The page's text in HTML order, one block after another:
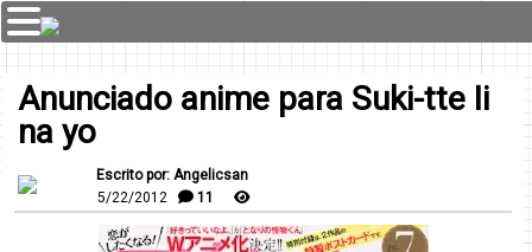
Anunciado anime para Suki-tte Ii
na yo
Escrito por: Angelicsan
5/22/2012
11